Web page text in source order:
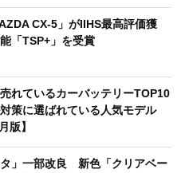
CX-5」がIIHS最高評価獲
「TSP+」を受賞
売れているカーバッテリーTOP10
対策に選ばれている人気モデル
版】
タ」一部改良 新色「クリアベー